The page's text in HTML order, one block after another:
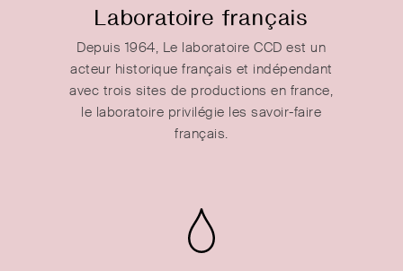
Laboratoire français
Depuis 1964, Le laboratoire CCD est un
acteur historique français et indépendant
avec trois sites de productions en france,
le laboratoire privilégie les savoir-faire
français.